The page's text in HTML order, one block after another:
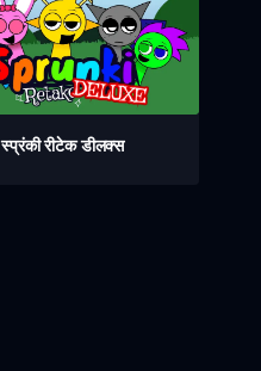
स्प्रंकी रीटेक डीलक्स